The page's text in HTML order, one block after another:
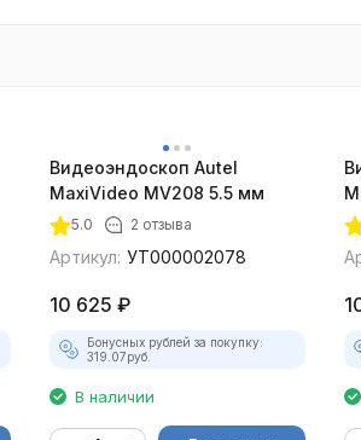
Видеоэндоскоп Autel
MaxiVideo MV208 5.5 мм
5.0 2 отзыва
Артикул: УТ000002078
10 625 ₽
Бонусных рублей за покупку:
319.07руб.
В наличии